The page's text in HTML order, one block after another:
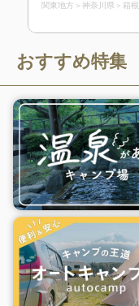
関東地方 神奈川県 箱根
おすすめ特集